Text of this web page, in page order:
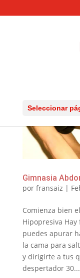
Seleccionar
Gimnasia
por fransaiz |
Comienza bien
Hipopresiva
puedes apurar
la cama para
y dirigirte a tus
despertador 30...